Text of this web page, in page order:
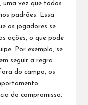
uma vez que todos
padrões. Essa
os jogadores se
ações, o que pode
Por exemplo, se
seguir a regra
do campo, os
do compromisso.